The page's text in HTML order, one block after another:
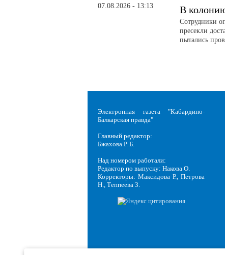
07.08.2026 - 13:13 В
Сотрудники
пресекли
пытались
Электронная газета "Кабардино-
Балкарская правда"
Главный редактор:
Бжахова Р. Б.
Над номером работали:
Редактор по выпуску: Накова О.
Корректоры: Максидова Р., Петрова
Н., Теппеева З.